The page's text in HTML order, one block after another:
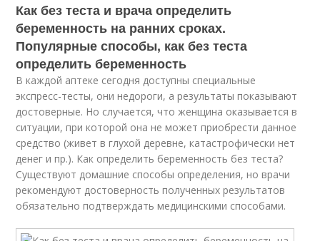
Как без теста и врача определить
беременность на ранних сроках.
Популярные способы, как без теста
определить беременность
В каждой аптеке сегодня доступны специальные
экспресс-тесты, они недороги, а результаты показывают
достоверные. Но случается, что женщина оказывается в
ситуации, при которой она не может приобрести данное
средство (живет в глухой деревне, катастрофически нет
денег и пр.). Как определить беременность без теста?
Существуют домашние способы определения, но врачи
рекомендуют достоверность полученных результатов
обязательно подтверждать медицинскими способами.